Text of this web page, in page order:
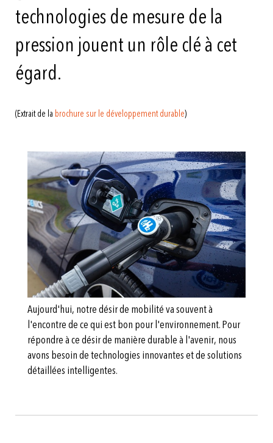
technologies de mesure de la
pression jouent un rôle clé à cet
égard.
(Extrait de la brochure sur le développement durable)
Aujourd'hui, notre désir de mobilité va souvent à
l'encontre de ce qui est bon pour l'environnement. Pour
répondre à ce désir de manière durable à l'avenir, nous
avons besoin de technologies innovantes et de solutions
détaillées intelligentes.